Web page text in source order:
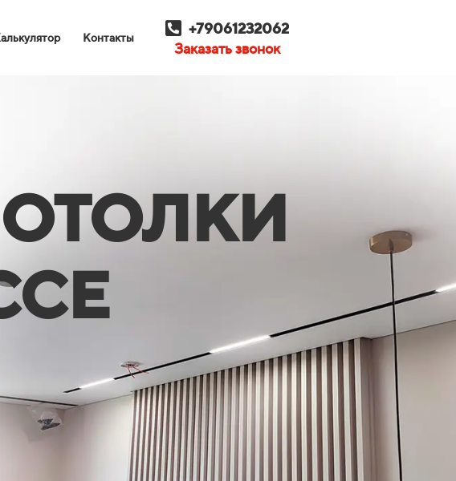
Контакты
+79061232062
Заказать звонок